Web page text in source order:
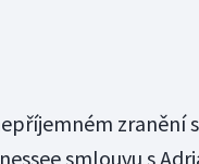
zranění
smlouvu s